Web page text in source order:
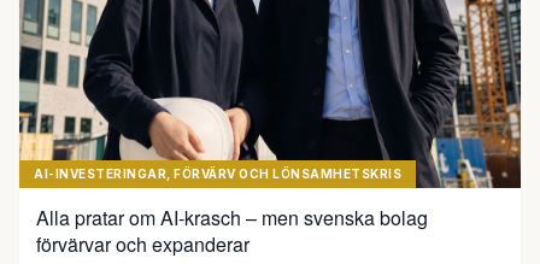
AI-INVESTERINGAR, FÖRVÄRV OCH LÖNSAMHETSKRIS
Alla pratar om AI-krasch – men svenska bolag
förvärvar och expanderar